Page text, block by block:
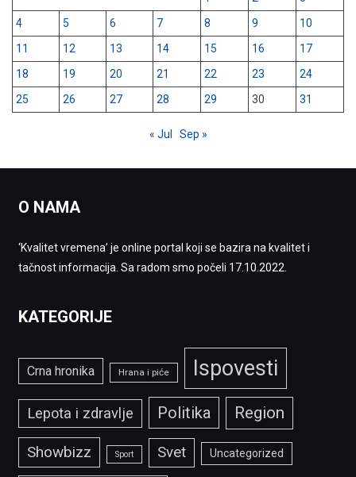
4
5 6 7 8 9
10
11
12 13 14 15 16
17
18
19 20 21 22 23
24
25
26 27 28 29 30 31
« Jul Sep »
O NAMA
‘Kvalitet vremena’ je online portal koji se bazira na kvalitet i
tačnost informacija. Sa radom smo počeli 17.10.2022.
KATEGORIJE
Crna hronika Hrana i piće Ispovesti
Lepota i zdravlje Politika Region
Showbizz Sport Svet Uncategorized